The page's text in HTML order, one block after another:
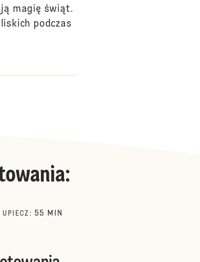
magię świąt.
podczas
:
UPIECZ : 55 MIN